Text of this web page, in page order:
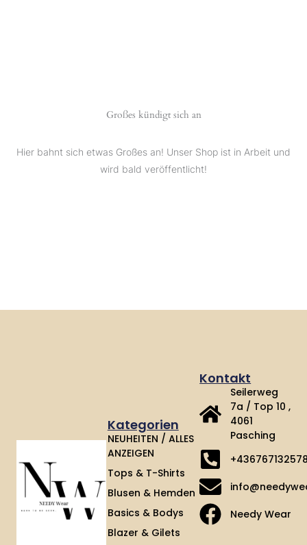
Großes kündigt sich an
Hier bahnt sich etwas Großes an! Unser Shop ist in Arbeit und
wird bald veröffentlicht!
Kontakt
Seilerweg
7a / Top 10 ,
4061
Pasching
Needy Wear
Kategorien
NEUHEITEN / ALLES
ANZEIGEN
Tops & T-Shirts
Blusen & Hemden
Basics & Bodys
Blazer & Gilets